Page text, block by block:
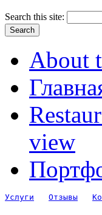
Search this site:
About
view
Услуги Отзывы